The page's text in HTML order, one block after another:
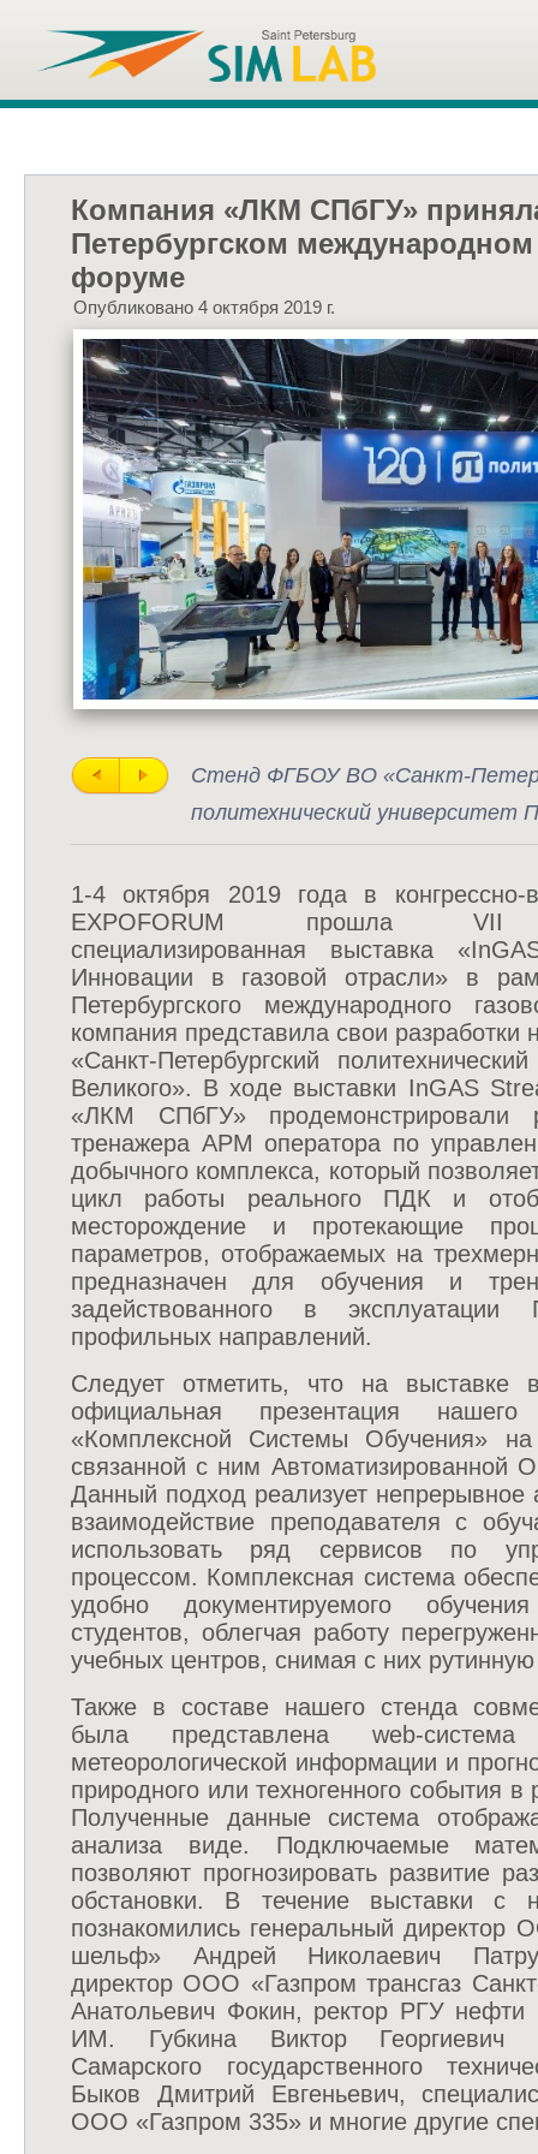
Компания «ЛКМ СПбГУ»
Петербургском международном
форуме
Опубликовано 4 октября 2019 г.
Стенд ФГБОУ ВО «Санкт-
политехнический университет
1-4 октября 2019 года в конгрессно-
ЕХРОFORUM прошла VII
специализированная выставка
Инновации в газовой отрасли» в
Петербургского международного
компания представила свои
«Санкт-Петербургский
Великого». В ходе выставки InGAS
«ЛКМ СПбГУ» продемонстрировали
тренажера АРМ оператора по
добычного комплекса, который
цикл работы реального ПДК и
месторождение и протекающие
параметров, отображаемых на
предназначен для обучения и
задействованного в
профильных направлений.
Следует отметить, что на выставке
официальная презентация
«Комплексной Системы Обучения»
связанной с ним Автоматизированной
Данный подход реализует непрерывное
взаимодействие преподавателя с
использовать ряд сервисов по
процессом. Комплексная система
удобно документируемого
студентов, облегчая работу
учебных центров, снимая с них рутинную
Также в составе нашего стенда
была представлена web-
метеорологической информации и
природного или техногенного события в
Полученные данные система
анализа виде. Подключаемые
позволяют прогнозировать развитие
обстановки. В течение выставки с
познакомились генеральный директор
шельф» Андрей Николаевич
директор ООО «Газпром трансгаз
Анатольевич Фокин, ректор РГУ
ИМ. Губкина Виктор Георгиевич
Самарского государственного
Быков Дмитрий Евгеньевич,
ООО «Газпром 335» и многие другие